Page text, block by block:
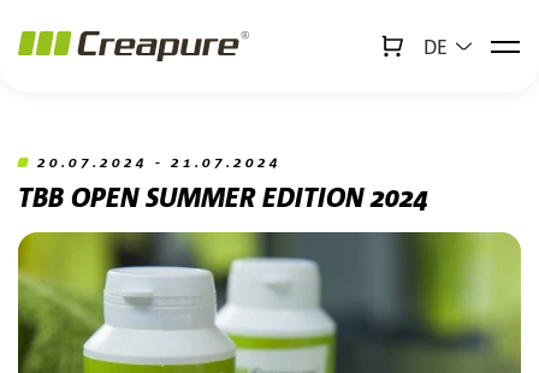
DE
20.07.2024 - 21.07.2024
TBB OPEN SUMMER EDITION 2024